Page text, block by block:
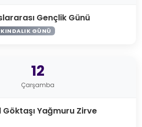
Gençlik Günü
GÜNÜ
12
Çarşamba
Göktaşı Yağmuru Zirve